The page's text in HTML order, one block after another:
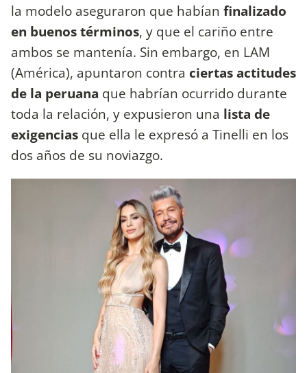
la modelo aseguraron que habían finalizado
en buenos términos, y que el cariño entre
ambos se mantenía. Sin embargo, en LAM
(América), apuntaron contra ciertas actitudes
de la peruana que habrían ocurrido durante
toda la relación, y expusieron una lista de
exigencias que ella le expresó a Tinelli en los
dos años de su noviazgo.